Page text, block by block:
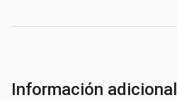
Información adicional